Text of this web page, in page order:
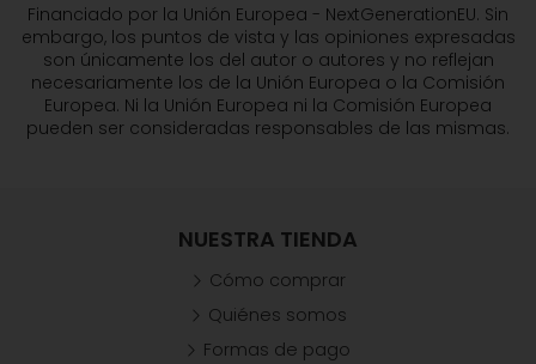
Financiado por la Unión Europea - NextGenerationEU. Sin
embargo, los puntos de vista y las opiniones expresadas
son únicamente los del autor o autores y no reflejan
necesariamente los de la Unión Europea o la Comisión
Europea. Ni la Unión Europea ni la Comisión Europea
pueden ser consideradas responsables de las mismas.
NUESTRA TIENDA
Cómo comprar
Quiénes somos
Formas de pago